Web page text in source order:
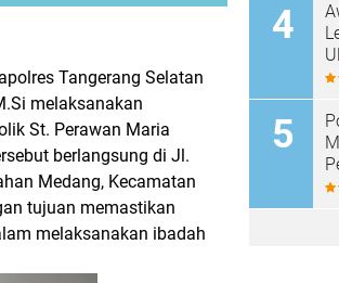
Tangerang Selatan
melaksanakan
St. Perawan Maria
berlangsung di Jl.
Medang, Kecamatan
tujuan memastikan
melaksanakan ibadah